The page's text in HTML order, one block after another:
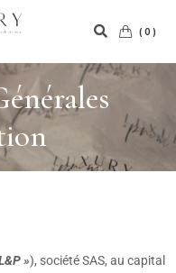
(0)
»), société SAS, au capital